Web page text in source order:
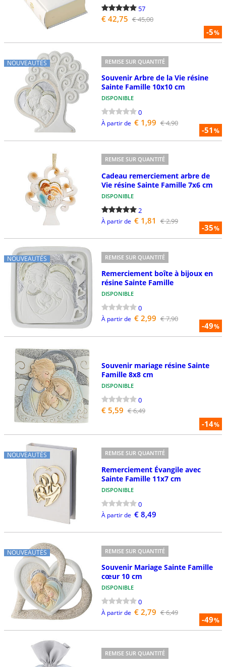
-5%
57
€ 42,75 € 45,00
NOUVEAUTÉS
-51%
REMISE SUR QUANTITÉ
Souvenir Arbre de la Vie résine
Sainte Famille 10x10 cm
DISPONIBLE
0
À partir de € 1,99 € 4,90
-35%
REMISE SUR QUANTITÉ
Cadeau remerciement arbre de
Vie résine Sainte Famille 7x6 cm
DISPONIBLE
2
À partir de € 1,81 € 2,99
NOUVEAUTÉS
-49%
REMISE SUR QUANTITÉ
Remerciement boîte à bijoux en
résine Sainte Famille
DISPONIBLE
0
À partir de € 2,99 € 7,90
-14%
Souvenir mariage résine Sainte
Famille 8x8 cm
DISPONIBLE
0
€ 5,59 € 6,49
NOUVEAUTÉS REMISE SUR QUANTITÉ
Remerciement Évangile avec
Sainte Famille 11x7 cm
DISPONIBLE
0
À partir de € 8,49
NOUVEAUTÉS
-49%
REMISE SUR QUANTITÉ
Souvenir Mariage Sainte Famille
cœur 10 cm
DISPONIBLE
0
À partir de € 2,79 € 6,49
REMISE SUR QUANTITÉ